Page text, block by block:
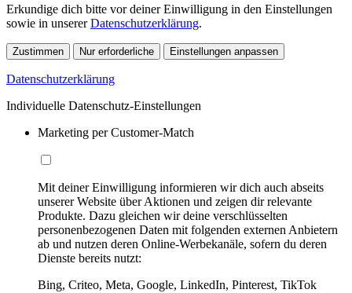
Erkundige dich bitte vor deiner Einwilligung in den Einstellungen
sowie in unsererDatenschutzerklärung.
Zustimmen Nur erforderliche Einstellungen anpassen
Datenschutzerklärung
Individuelle Datenschutz-Einstellungen
Marketing per Customer-Match
Mit deiner Einwilligung informieren wir dich auch abseits
unserer Website über Aktionen und zeigen dir relevante
Produkte. Dazu gleichen wir deine verschlüsselten
personenbezogenen Daten mit folgenden externen Anbietern
ab und nutzen deren Online-Werbekanäle, sofern du deren
Dienste bereits nutzt:
Bing, Criteo, Meta, Google, LinkedIn, Pinterest, TikTok